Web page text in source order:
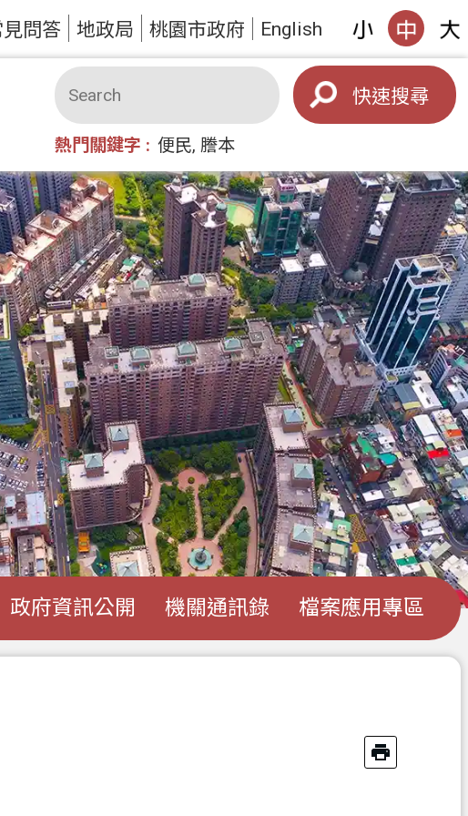
見問答 地政局 桃園市政府 English
搜尋
熱門關鍵字 便民 謄本
政府資訊公開 機關通訊錄 檔案應用專區